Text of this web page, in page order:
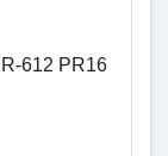
612 PR16